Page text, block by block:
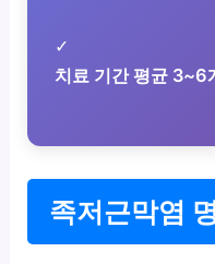
✓
치료 기간 평균 3~6
족저근막염